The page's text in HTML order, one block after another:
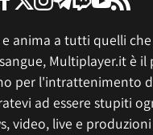
anima a tutti quelli
Multiplayer.it è il
per l'intrattenimento
ad essere stupiti
video, live e